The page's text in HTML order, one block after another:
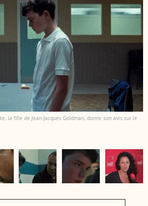
la fille de Jean-Jacques Goldman, donne son avis sur le